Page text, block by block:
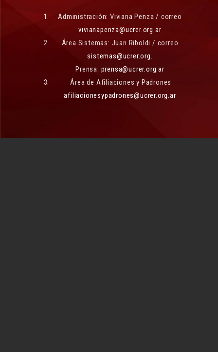
Administración: Viviana Penza / correo
vivianapenza@ucrer.org.ar
Área Sistemas: Juan Riboldi / correo
sistemas@ucrer.org.
Prensa: prensa@ucrer.org.ar
Área de Afiliaciones y Padrones
afiliacionesypadrones@ucrer.org.ar